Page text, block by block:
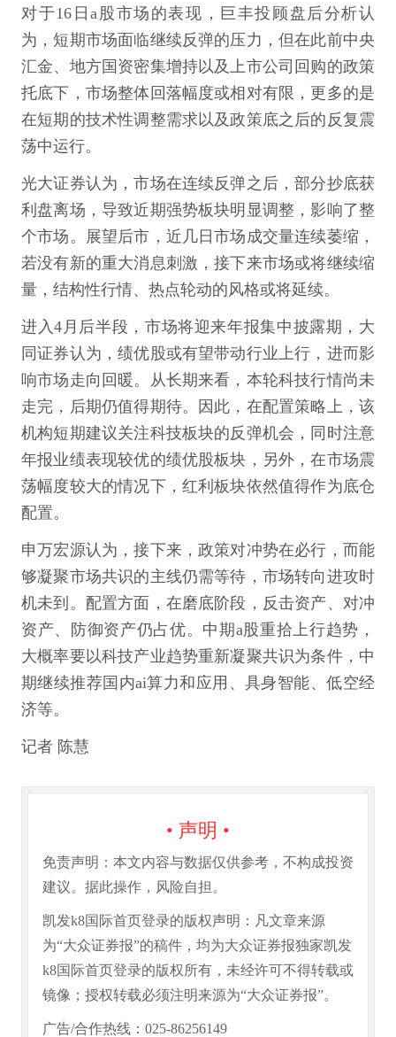
对于16日a股市场的表现，巨丰投顾盘后分析认
为，短期市场面临继续反弹的压力，但在此前中央
汇金、地方国资密集增持以及上市公司回购的政策
托底下，市场整体回落幅度或相对有限，更多的是
在短期的技术性调整需求以及政策底之后的反复震
荡中运行。
光大证券认为，市场在连续反弹之后，部分抄底获
利盘离场，导致近期强势板块明显调整，影响了整
个市场。展望后市，近几日市场成交量连续萎缩，
若没有新的重大消息刺激，接下来市场或将继续缩
量，结构性行情、热点轮动的风格或将延续。
进入4月后半段，市场将迎来年报集中披露期，大
同证券认为，绩优股或有望带动行业上行，进而影
响市场走向回暖。从长期来看，本轮科技行情尚未
走完，后期仍值得期待。因此，在配置策略上，该
机构短期建议关注科技板块的反弹机会，同时注意
年报业绩表现较优的绩优股板块，另外，在市场震
荡幅度较大的情况下，红利板块依然值得作为底仓
配置。
申万宏源认为，接下来，政策对冲势在必行，而能
够凝聚市场共识的主线仍需等待，市场转向进攻时
机未到。配置方面，在磨底阶段，反击资产、对冲
资产、防御资产仍占优。中期a股重拾上行趋势，
大概率要以科技产业趋势重新凝聚共识为条件，中
期继续推荐国内ai算力和应用、具身智能、低空经
济等。
记者 陈慧
• 声明 •
免责声明：本文内容与数据仅供参考，不构成投资
建议。据此操作，风险自担。
凯发k8国际首页登录的版权声明：凡文章来源
为“大众证券报”的稿件，均为大众证券报独家凯发
k8国际首页登录的版权所有，未经许可不得转载或
镜像；授权转载必须注明来源为“大众证券报”。
广告/合作热线：025-86256149